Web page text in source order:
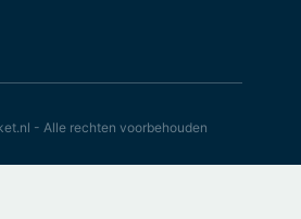
- Alle rechten voorbehouden